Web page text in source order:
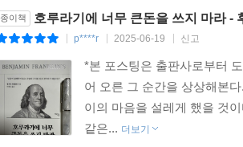
복을 원하는가? 덕 있고 스스로 만족하는 행
간의 치명적 한계는 무엇인가? 사람은 자신
성을 신뢰하지 마라, 소위 ‘합리적인’ 인간은
강할 때 건강을 챙겨라. 건강은 되찾기보다 지
정직해야 하는가, 걸릴 게 없는 양심은 언제
군가 나에게 상처를 줬다고 느껴질 때, 때론
종이책 호루라기에 너무 큰돈을 쓰지 마라 -
p****r 2025-06-19 신고
*본 포스팅은 출판사로부터
어 오른 그 순간을 상상해본
이의 마음을 설레게 했을 것
같은... 더보기